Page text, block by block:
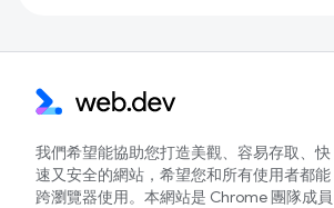
我們希望能協助您打造美觀、容易存取、快
速又安全的網站，希望您和所有使用者都能
跨瀏覽器使用。本網站是 Chrome 團隊成員